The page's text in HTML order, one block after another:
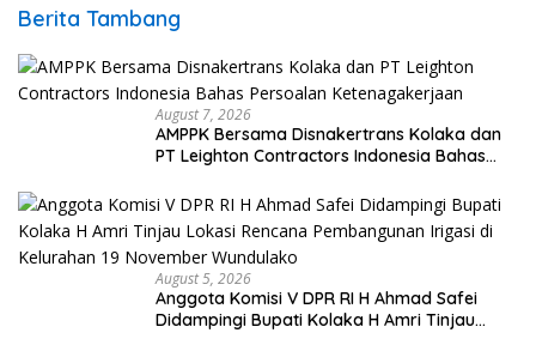
Berita Tambang
August 7, 2026
AMPPK Bersama Disnakertrans Kolaka dan
PT Leighton Contractors Indonesia Bahas
August 5, 2026
Anggota Komisi V DPR RI H Ahmad Safei
Didampingi Bupati Kolaka H Amri Tinjau